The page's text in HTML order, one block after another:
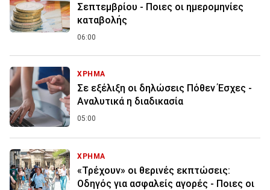
Σεπτεμβρίου - Ποιες οι ημερομηνίες
καταβολής
06:00
ΧΡΗΜΑ
Σε εξέλιξη οι δηλώσεις Πόθεν Έσχες -
Αναλυτικά η διαδικασία
05:00
ΧΡΗΜΑ
«Τρέχουν» οι θερινές εκπτώσεις:
Οδηγός για ασφαλείς αγορές - Ποιες οι